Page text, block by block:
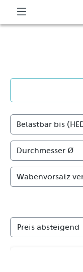
Belastbar bis
Durchmesser Ø
Wabenvorsatz